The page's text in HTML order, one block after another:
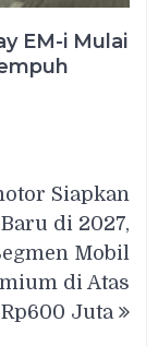
EM-i Mulai
Siapkan
di 2027,
Mobil
di Atas
Rp600 Juta